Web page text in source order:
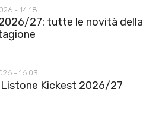
- 14:18
27: tutte le novità della
- 16:03
Listone Kickest 2026/27